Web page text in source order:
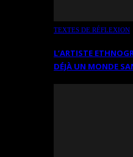
TEXTES DE RÉFLEXION
L’ARTISTE
DÉJÀ UN MONDE